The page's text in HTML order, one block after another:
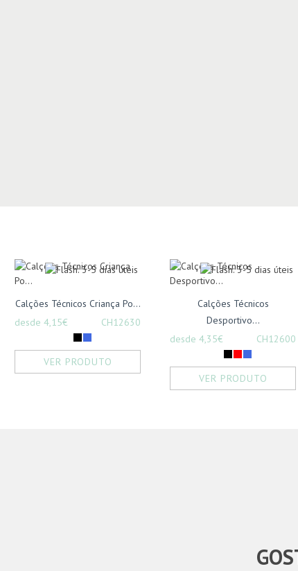
Calções Técnicos Criança Po...
desde 4,15€
CH12630
VER PRODUTO
Calções Técnicos
Desportivo...
desde 4,35€
CH12600
VER PRODUTO